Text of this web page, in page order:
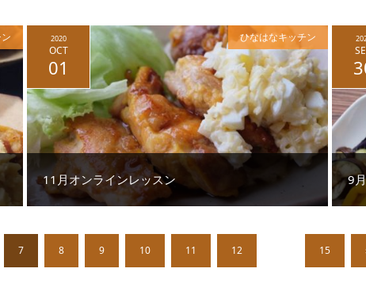
11月オンラインレッスン
2020
OCT
01
ひなはなキッチン
9
7 8 9 10 11 12 15